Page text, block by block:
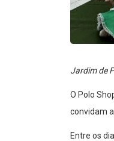
Jardim de
O Polo
convidam
Entre os